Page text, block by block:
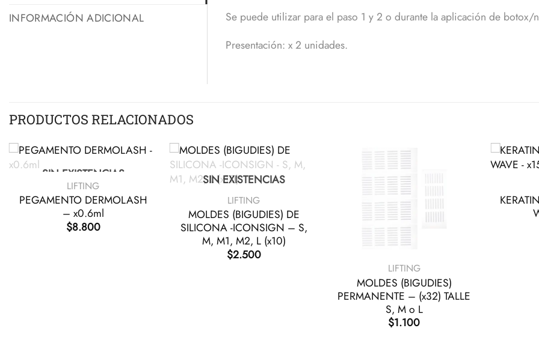
INFORMACIÓN ADICIONAL
Se puede utilizar para el paso 1 y 2 o durante la aplicación de botox/
Presentación: x 2 unidades.
PRODUCTOS RELACIONADOS
SIN EXISTENCIAS
LIFTING
PEGAMENTO DERMOLASH
– x0.6ml
$8.800
SIN EXISTENCIAS
LIFTING
MOLDES (BIGUDIES) DE
SILICONA -ICONSIGN – S,
M, M1, M2, L (x10)
$2.500
LIFTING
MOLDES (BIGUDIES)
PERMANENTE – (x32) TALLE
S, M o L
$1.100